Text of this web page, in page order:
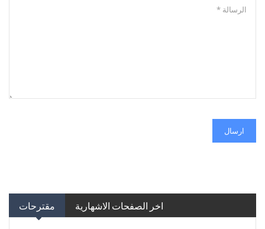
ارسال
مقترحات اخر الصفحات الاشهارية